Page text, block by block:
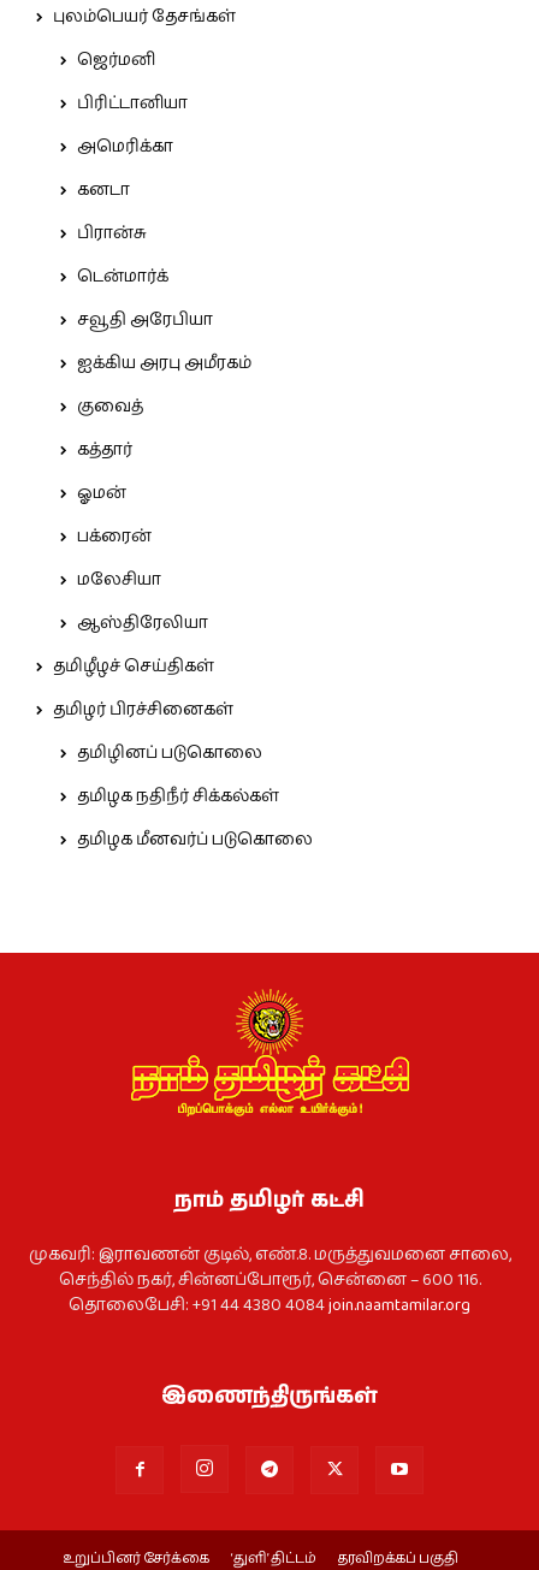
புலம்பெயர் தேசங்கள்
ஜெர்மனி
பிரிட்டானியா
அமெரிக்கா
கனடா
பிரான்சு
டென்மார்க்
சவூதி அரேபியா
ஐக்கிய அரபு அமீரகம்
குவைத்
கத்தார்
ஓமன்
பக்ரைன்
மலேசியா
ஆஸ்திரேலியா
தமிழீழச் செய்திகள்
தமிழர் பிரச்சினைகள்
தமிழினப் படுகொலை
தமிழக நதிநீர் சிக்கல்கள்
தமிழக மீனவர்ப் படுகொலை
நாம் தமிழர் கட்சி
முகவரி: இராவணன் குடில், எண்.8. மருத்துவமனை சாலை,
செந்தில் நகர், சின்னப்போரூர், சென்னை – 600 116.
தொலைபேசி: +91 44 4380 4084join.naamtamilar.org
இணைந்திருங்கள்
உறுப்பினர் சேர்க்கை ‘துளி’ திட்டம் தரவிறக்கப் பகுதி